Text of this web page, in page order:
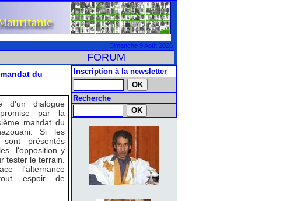
Dimanche 9 Août 2026
FORUM
du
d'un dialogue
par la
mandat du
Si les
présentés
l'opposition y
tester le terrain.
l'alternance
espoir de
Inscription à la newsletter
Recherche